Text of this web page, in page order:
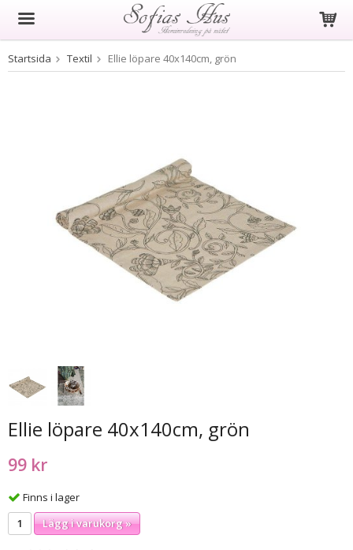
Produkten har blivit tillagd i varukorgen
Startsida Textil Ellie löpare 40x140cm, grön
Ellie löpare 40x140cm, grön
99 kr
Finns i lager
Lägg i varukorg »